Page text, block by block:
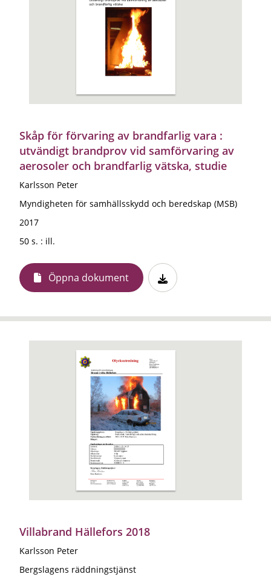
Skåp för förvaring av brandfarlig vara :
utvändigt brandprov vid samförvaring av
aerosoler och brandfarlig vätska, studie
Karlsson Peter
Myndigheten för samhällsskydd och beredskap (MSB)
2017
50 s. : ill.
Öppna dokument
Villabrand Hällefors 2018
Karlsson Peter
Bergslagens räddningstjänst